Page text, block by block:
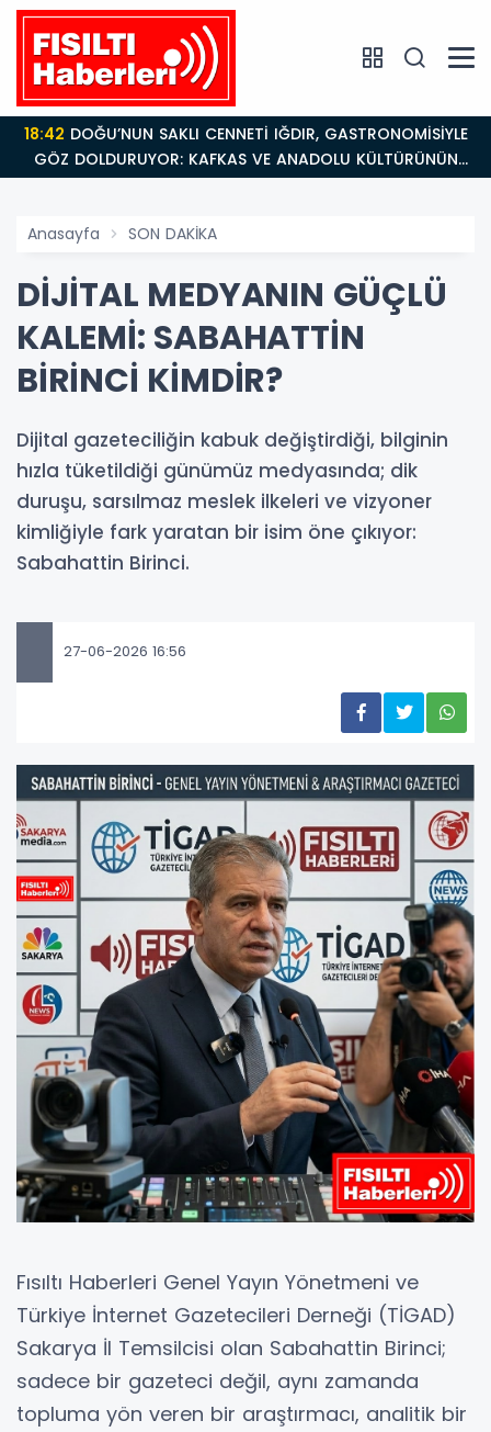
18:42
GÖZ DOLDURUYOR: KAFKAS VE ANADOLU KÜLTÜRÜNÜN
BULUŞMA NOKTASI
Anasayfa SON DAKİKA
DİJİTAL MEDYANIN GÜÇLÜ
KALEMİ: SABAHATTİN
BİRİNCİ KİMDİR?
Dijital gazeteciliğin kabuk değiştirdiği, bilginin
hızla tüketildiği günümüz medyasında; dik
duruşu, sarsılmaz meslek ilkeleri ve vizyoner
kimliğiyle fark yaratan bir isim öne çıkıyor:
Sabahattin Birinci.
27-06-2026 16:56
Fısıltı Haberleri Genel Yayın Yönetmeni ve
Türkiye İnternet Gazetecileri Derneği (TİGAD)
Sakarya İl Temsilcisi olan Sabahattin Birinci;
sadece bir gazeteci değil, aynı zamanda
topluma yön veren bir araştırmacı, analitik bir